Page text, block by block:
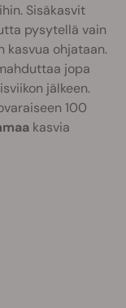
Sisäkasvit
pysytellä vain
kasvua ohjataan.
jopa
jälkeen.
100
kasvia